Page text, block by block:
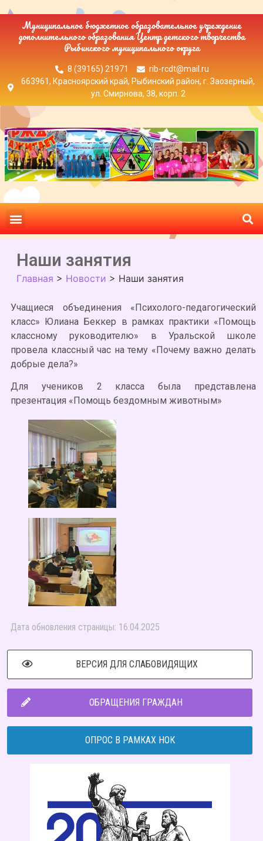
Муниципальное бюджетное образовательное учреждение
дополнительного образования Центр детского творчества
Рыбинского муниципального округа
8 (39165) 21971
rib-rcdt@mail.ru
663961, Красноярский край, Рыбинский район, г. Заозерный,
ул. Смирнова, 38, корп. 2
Наши занятия
Главная > Новости > Наши занятия
Учащиеся объединения «Психолого-педагогический
класс» Юлиана Беккер в рамках практики «Помощь
классному руководителю» в Уральской школе
провела классный час на тему «Почему важно делать
добрые дела?»
Для учеников 2 класса была представлена
презентация «Помощь бездомным животным»
Дата обновления страницы: 16.04.2025
ВЕРСИЯ ДЛЯ СЛАБОВИДЯЩИХ
ОБРАЩЕНИЯ ГРАЖДАН
ОПРОС В РАМКАХ НОК